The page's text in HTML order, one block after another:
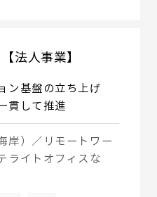
法人事業】
ン基盤の立ち上げ
貫して推進
岸）／リモートワー
ライトオフィスな